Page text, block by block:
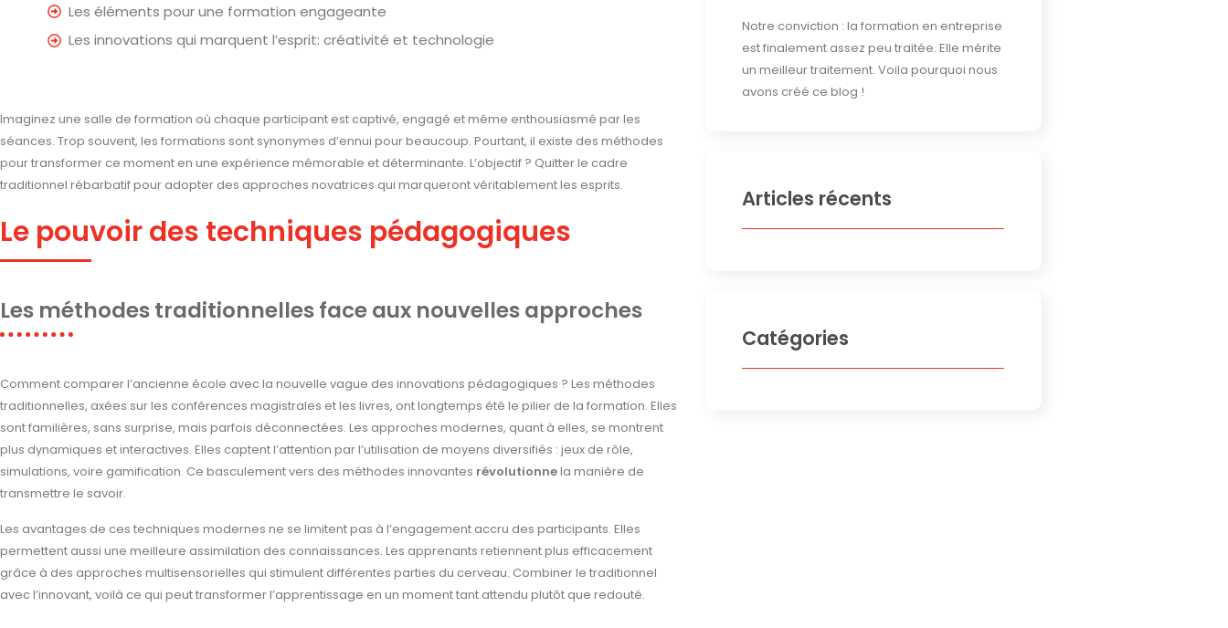
Les éléments pour une formation engageante
Les innovations qui marquent l’esprit: créativité et technologie
Imaginez une salle de formation où chaque participant est captivé, engagé et même enthousiasmé par les
séances. Trop souvent, les formations sont synonymes d’ennui pour beaucoup. Pourtant, il existe des méthodes
pour transformer ce moment en une expérience mémorable et déterminante. L’objectif ? Quitter le cadre
traditionnel rébarbatif pour adopter des approches novatrices qui marqueront véritablement les esprits.
Le pouvoir des techniques pédagogiques
Les méthodes traditionnelles face aux nouvelles approches
Comment comparer l’ancienne école avec la nouvelle vague des innovations pédagogiques ? Les méthodes
traditionnelles, axées sur les conférences magistrales et les livres, ont longtemps été le pilier de la formation. Elles
sont familières, sans surprise, mais parfois déconnectées. Les approches modernes, quant à elles, se montrent
plus dynamiques et interactives. Elles captent l’attention par l’utilisation de moyens diversifiés : jeux de rôle,
simulations, voire gamification. Ce basculement vers des méthodes innovantes révolutionnela manière de
transmettre le savoir.
Les avantages de ces techniques modernes ne se limitent pas à l’engagement accru des participants. Elles
permettent aussi une meilleure assimilation des connaissances. Les apprenants retiennent plus efficacement
grâce à des approches multisensorielles qui stimulent différentes parties du cerveau. Combiner le traditionnel
avec l’innovant, voilà ce qui peut transformer l’apprentissage en un moment tant attendu plutôt que redouté.
Notre conviction : la formation en entreprise
est finalement assez peu traitée. Elle mérite
un meilleur traitement. Voila pourquoi nous
avons créé ce blog !
Articles récents
Catégories